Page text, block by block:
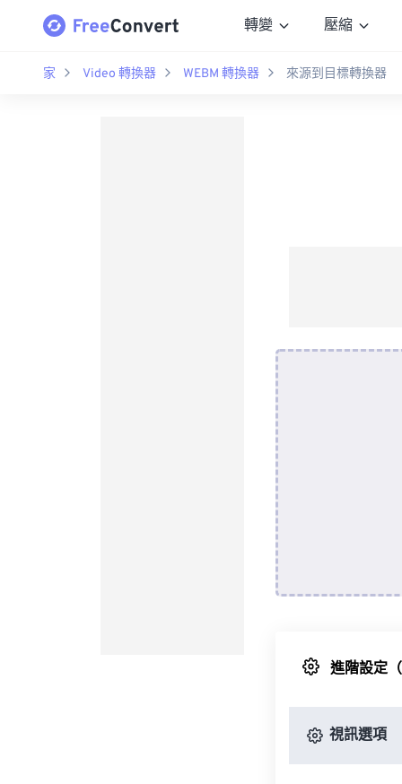
轉變 壓縮
家 Video 轉換器 WEBM 轉換器 來源到目標轉換器
進階設定
視訊選項